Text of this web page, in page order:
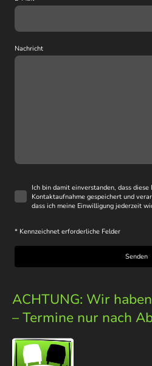
Nachricht
Ich bin damit einverstanden, dass
Kontaktaufnahme gespeichert und
dass ich meine Einwilligung jederzeit
* Kennzeichnet erforderliche Felder
Senden
ACHTUNG: Wir
– Termine nur nach